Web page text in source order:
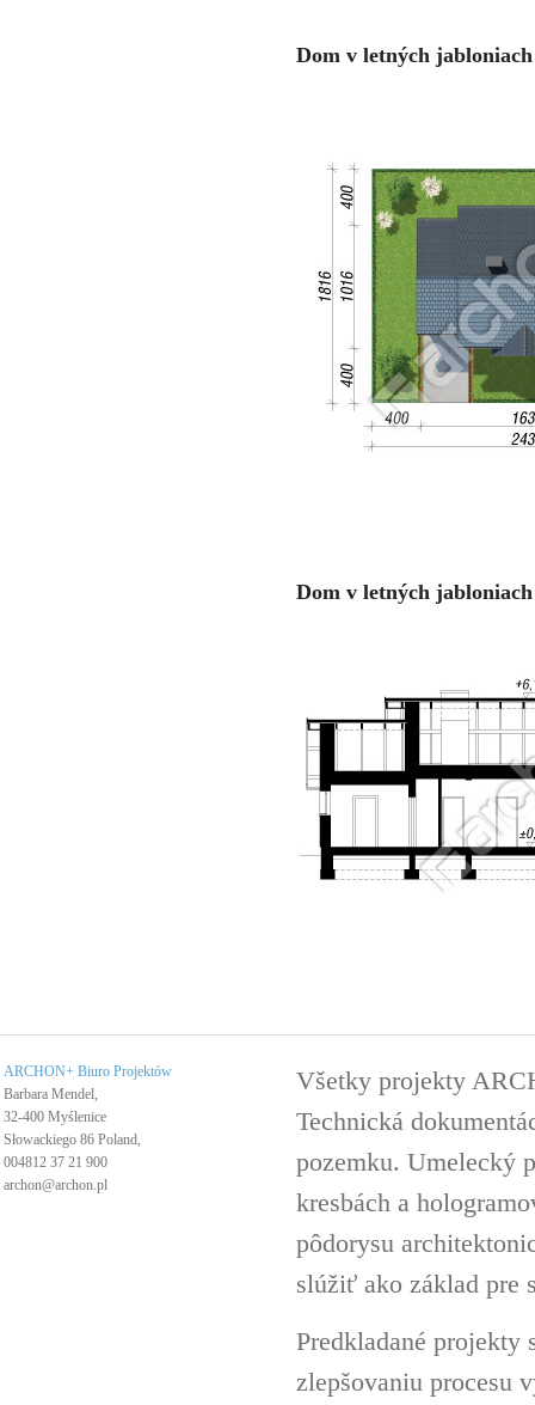
Dom v letných
Dom v letných jabloniach
ARCHON+ Biuro Projektów
Barbara Mendel,
32-400 Myślenice
Słowackiego 86 Poland,
004812 37 21 900
archon@archon.pl
Všetky projekty
Technická
pozemku. Umelecký
kresbách a
pôdorysu
slúžiť ako základ pre
Predkladané
zlepšovaniu procesu